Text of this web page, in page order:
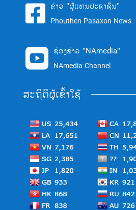
 ຂ່າວ "ຜູ້ແທນປະຊາຊົນ"
Phouthen Pasaxon News
 ຊ່ອງຂ່າວ "NAmedia"
NAmedia Channel
ສະຖິຕິຜູ້ເຂົ້າໃຊ້